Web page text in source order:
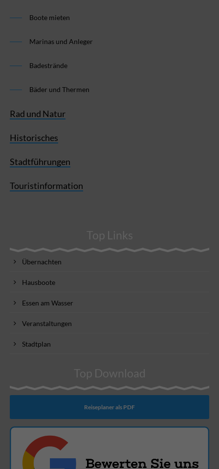
Boote mieten
Marinas und Anleger
Badestrände
Bäder und Thermen
Rad und Natur
Historisches
Stadtführungen
Touristinformation
Top Links
Übernachten
Hausboote
Essen am Wasser
Veranstaltungen
Stadtplan
Top Download
Reiseplaner als PDF